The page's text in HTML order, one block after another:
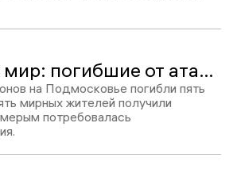
Россия и мир: погибшие от атаки БПЛА, Wildberries «переезжает» в Казахстан и находка в Лавре
на Подмосковье погибли пять
мирных жителей получили
потребовалась